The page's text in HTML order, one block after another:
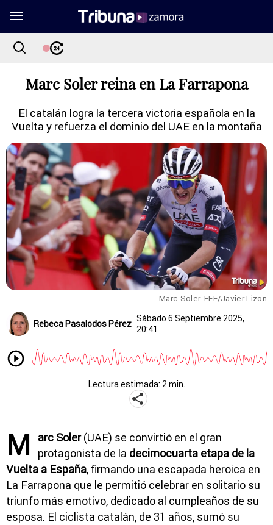
Marc Soler reina en La Farrapona
El catalán logra la tercera victoria española en la
Vuelta y refuerza el dominio del UAE en la montaña
Marc Soler. EFE/Javier Lizon
Rebeca Pasalodos Pérez Sábado 6 Septiembre 2025,
20:41
Lectura estimada: 2 min.
M arc Soler(UAE) se convirtió en el gran
protagonista de la decimocuarta etapa de la
Vuelta a España, firmando una escapada heroica en
La Farrapona que le permitió celebrar en solitario su
triunfo más emotivo, dedicado al cumpleaños de su
esposa. El ciclista catalán, de 31 años, sumó su